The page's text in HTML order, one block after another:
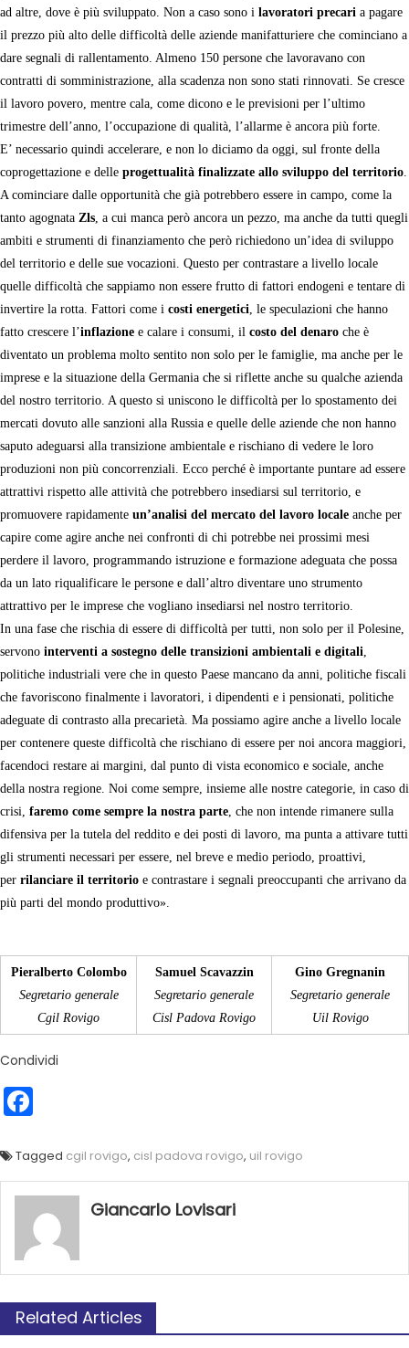
ad altre, dove è più sviluppato. Non a caso sono i lavoratori precari a pagare
il prezzo più alto delle difficoltà delle aziende manifatturiere che cominciano a
dare segnali di rallentamento. Almeno 150 persone che lavoravano con
contratti di somministrazione, alla scadenza non sono stati rinnovati. Se cresce
il lavoro povero, mentre cala, come dicono e le previsioni per l’ultimo
trimestre dell’anno, l’occupazione di qualità, l’allarme è ancora più forte.
E’ necessario quindi accelerare, e non lo diciamo da oggi, sul fronte della
coprogettazione e delle progettualità finalizzate allo sviluppo del territorio.
A cominciare dalle opportunità che già potrebbero essere in campo, come la
tanto agognata Zls, a cui manca però ancora un pezzo, ma anche da tutti quegli
ambiti e strumenti di finanziamento che però richiedono un’idea di sviluppo
del territorio e delle sue vocazioni. Questo per contrastare a livello locale
quelle difficoltà che sappiamo non essere frutto di fattori endogeni e tentare di
invertire la rotta. Fattori come i costi energetici, le speculazioni che hanno
fatto crescere l’inflazione e calare i consumi, il costo del denaro che è
diventato un problema molto sentito non solo per le famiglie, ma anche per le
imprese e la situazione della Germania che si riflette anche su qualche azienda
del nostro territorio. A questo si uniscono le difficoltà per lo spostamento dei
mercati dovuto alle sanzioni alla Russia e quelle delle aziende che non hanno
saputo adeguarsi alla transizione ambientale e rischiano di vedere le loro
produzioni non più concorrenziali. Ecco perché è importante puntare ad essere
attrattivi rispetto alle attività che potrebbero insediarsi sul territorio, e
promuovere rapidamente un’analisi del mercato del lavoro locale anche per
capire come agire anche nei confronti di chi potrebbe nei prossimi mesi
perdere il lavoro, programmando istruzione e formazione adeguata che possa
da un lato riqualificare le persone e dall’altro diventare uno strumento
attrattivo per le imprese che vogliano insediarsi nel nostro territorio.
In una fase che rischia di essere di difficoltà per tutti, non solo per il Polesine,
servono interventi a sostegno delle transizioni ambientali e digitali,
politiche industriali vere che in questo Paese mancano da anni, politiche fiscali
che favoriscono finalmente i lavoratori, i dipendenti e i pensionati, politiche
adeguate di contrasto alla precarietà. Ma possiamo agire anche a livello locale
per contenere queste difficoltà che rischiano di essere per noi ancora maggiori,
facendoci restare ai margini, dal punto di vista economico e sociale, anche
della nostra regione. Noi come sempre, insieme alle nostre categorie, in caso di
crisi, faremo come sempre la nostra parte, che non intende rimanere sulla
difensiva per la tutela del reddito e dei posti di lavoro, ma punta a attivare tutti
gli strumenti necessari per essere, nel breve e medio periodo, proattivi,
per rilanciare il territorio e contrastare i segnali preoccupanti che arrivano da
più parti del mondo produttivo».
Pieralberto Colombo
Segretario generale
Cgil Rovigo
Samuel Scavazzin
Segretario generale
Cisl Padova Rovigo
Gino Gregnanin
Segretario generale
Uil Rovigo
Condividi
Tagged cgil rovigo, cisl padova rovigo, uil rovigo
Giancarlo Lovisari
Related Articles